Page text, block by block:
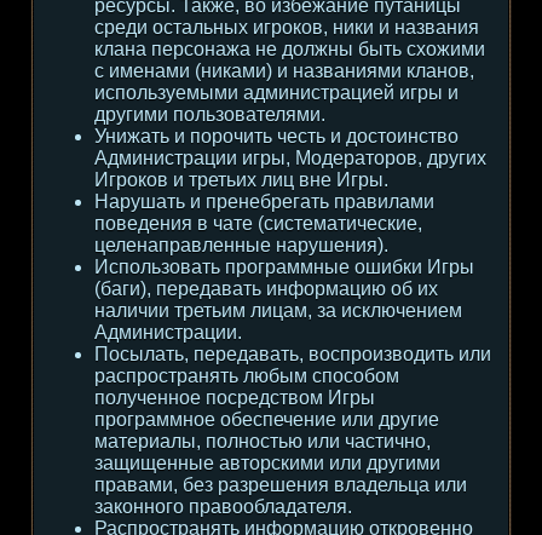
ресурсы. Также, во избежание путаницы
среди остальных игроков, ники и названия
клана персонажа не должны быть схожими
с именами (никами) и названиями кланов,
используемыми администрацией игры и
другими пользователями.
Унижать и порочить честь и достоинство
Администрации игры, Модераторов, других
Игроков и третьих лиц вне Игры.
Нарушать и пренебрегать правилами
поведения в чате (систематические,
целенаправленные нарушения).
Использовать программные ошибки Игры
(баги), передавать информацию об их
наличии третьим лицам, за исключением
Администрации.
Посылать, передавать, воспроизводить или
распространять любым способом
полученное посредством Игры
программное обеспечение или другие
материалы, полностью или частично,
защищенные авторскими или другими
правами, без разрешения владельца или
законного правообладателя.
Распространять информацию откровенно